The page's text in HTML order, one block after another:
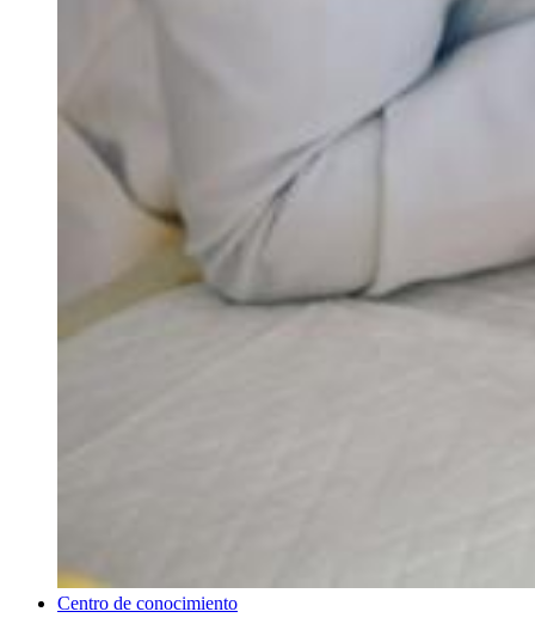
Centro de conocimiento